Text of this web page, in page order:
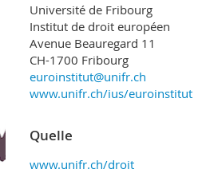
Université de Fribourg
Institut de droit européen
Avenue Beauregard 11
CH-1700 Fribourg
euroinstitut@unifr.ch
www.unifr.ch/ius/euroinstitut
Quelle
www.unifr.ch/droit